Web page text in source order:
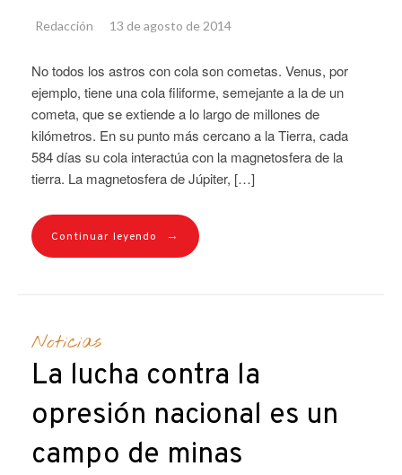
Redacción 13 de agosto de 2014
No todos los astros con cola son cometas. Venus, por
ejemplo, tiene una cola filiforme, semejante a la de un
cometa, que se extiende a lo largo de millones de
kilómetros. En su punto más cercano a la Tierra, cada
584 días su cola interactúa con la magnetosfera de la
tierra. La magnetosfera de Júpiter, […]
Continuar leyendo →
Noticias
La lucha contra la
opresión nacional es un
campo de minas